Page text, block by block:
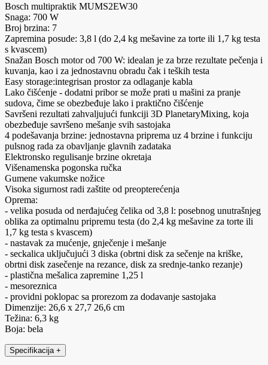
Bosch multipraktik MUMS2EW30
Snaga: 700 W
Broj brzina: 7
Zapremina posude: 3,8 l (do 2,4 kg mešavine za torte ili 1,7 kg testa
s kvascem)
Snažan Bosch motor od 700 W: idealan je za brze rezultate pečenja i
kuvanja, kao i za jednostavnu obradu čak i teških testa
Easy storage:integrisan prostor za odlaganje kabla
Lako čišćenje - dodatni pribor se može prati u mašini za pranje
sudova, čime se obezbeđuje lako i praktično čišćenje
Savršeni rezultati zahvaljujući funkciji 3D PlanetaryMixing, koja
obezbeđuje savršeno mešanje svih sastojaka
4 podešavanja brzine: jednostavna priprema uz 4 brzine i funkciju
pulsnog rada za obavljanje glavnih zadataka
Elektronsko regulisanje brzine okretaja
Višenamenska pogonska ručka
Gumene vakumske nožice
Visoka sigurnost radi zaštite od preopterećenja
Oprema:
- velika posuda od nerđajućeg čelika od 3,8 l: posebnog unutrašnjeg
oblika za optimalnu pripremu testa (do 2,4 kg mešavine za torte ili
1,7 kg testa s kvascem)
- nastavak za mućenje, gnječenje i mešanje
- seckalica uključujući 3 diska (obrtni disk za sečenje na kriške,
obrtni disk zasečenje na rezance, disk za srednje-tanko rezanje)
- plastična mešalica zapremine 1,25 l
- mesoreznica
- providni poklopac sa prorezom za dodavanje sastojaka
Dimenzije: 26,6 x 27,7 26,6 cm
Težina: 6,3 kg
Boja: bela
Specifikacija +